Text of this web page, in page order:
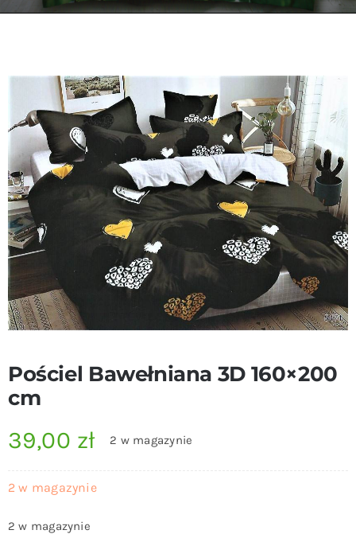
Pościel Bawełniana 3D 160×200
cm
39,00 zł 2 w magazynie
2 w magazynie
2 w magazynie